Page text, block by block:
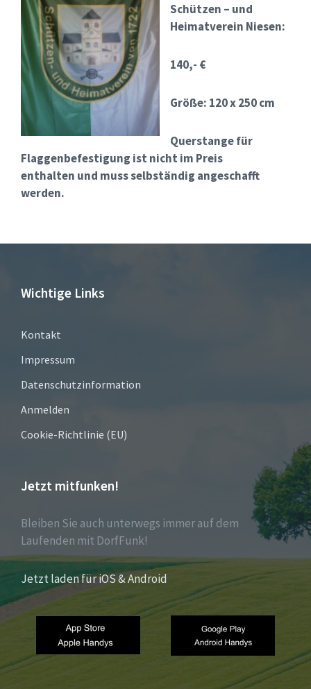
Schützen – und
Heimatverein Niesen:
140,- €
Größe: 120 x 250 cm
Querstange für
Flaggenbefestigung ist nicht im Preis
enthalten und muss selbständig angeschafft
werden.
Wichtige Links
Kontakt
Impressum
Datenschutzinformation
Anmelden
Cookie-Richtlinie (EU)
Jetzt mitfunken!
Bleiben Sie auch unterwegs immer auf dem
Laufenden mit DorfFunk!
Jetzt laden für iOS & Android